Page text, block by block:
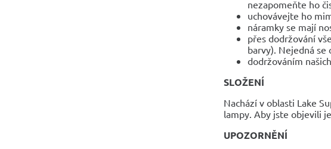
nezapomeňte ho
uchovávejte ho
náramky se mají
přes dodržování
barvy). Nejedná se
dodržováním
SLOŽENÍ
Nachází v oblasti Lake
lampy. Aby jste objevili
UPOZORNĚNÍ